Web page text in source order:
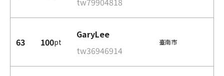
63 100pt
GaryLee
tw36946914
臺南市